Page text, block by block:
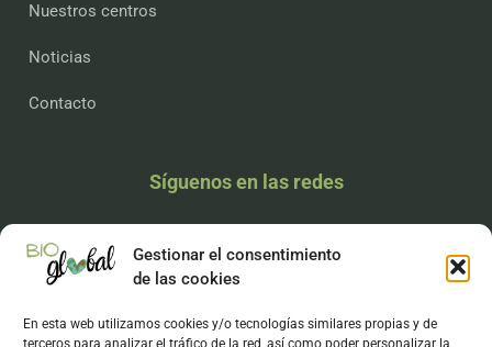
Gestionar el consentimiento
de las cookies
En esta web utilizamos cookies y/o tecnologías similares propias y de
terceros para analizar el tráfico de la red, así como poder personalizar la
Nuestros centros
Noticias
Contacto
Síguenos en las redes